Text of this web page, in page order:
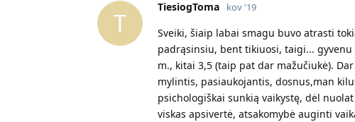
T
TiesiogToma kov '19
Sveiki, šiaip labai smagu buvo atrasti
padrąsinsiu, bent tikiuosi, taigi...
m., kitai 3,5 (taip pat dar mažučiukė).
mylintis, pasiaukojantis, dosnus,man
psichologiškai sunkią vaikystę, dėl
viskas apsivertė, atsakomybė auginti